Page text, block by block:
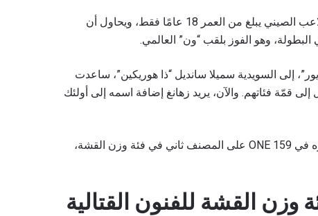
وأكثر ما يذهلك في زه ليس أداءه الرائع، بل عمره. فإن اللاعب الصيني يبلغ من العمر 18 عامًا فقط، ويحاول أن
وهو الفوز بلقب “ون” العالمي.
إلى السويدية سميلا سانديل “ذا هوريكين”، ساعدت
قمّة فئاتهم. والآن، يريد زهانغ إضافة اسمه إلى أولئك
من الممكن تمامًا أن يحدث ذلك عاجلاً وليس آجلاً، لأن فوزه في ONE 159 على المصنف ثاني في فئة وزن القشة،
وزن القشة للفنون القتالية